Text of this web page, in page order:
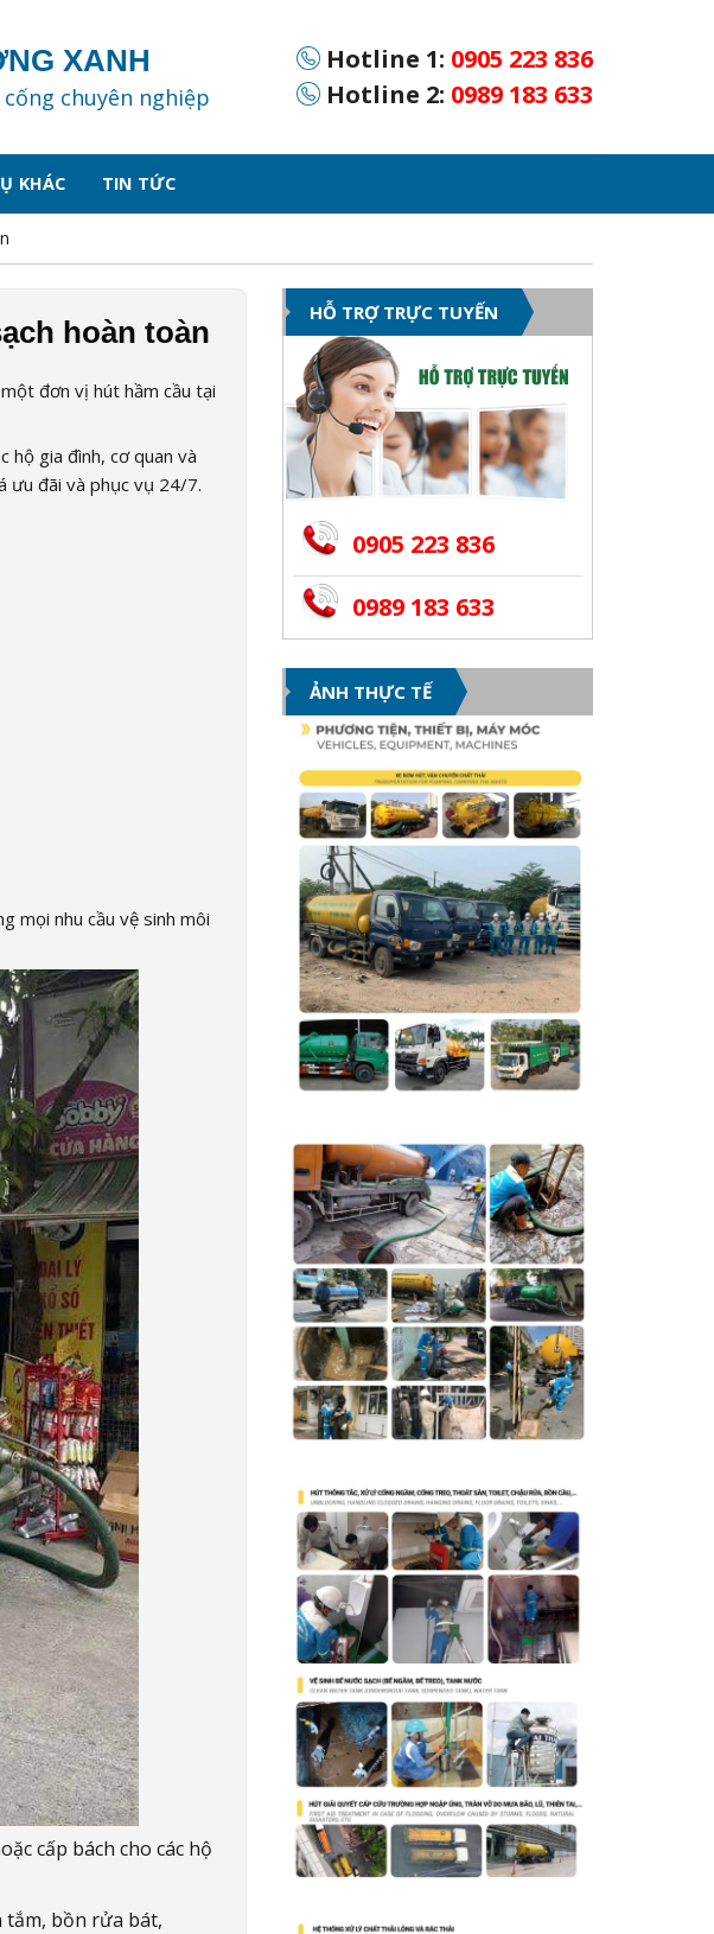
XANH
chuyên nghiệp
Hotline 1: 0905 223 836
Hotline 2: 0989 183 633
KHÁC TIN TỨC
hoàn toàn
đơn vị hút hầm cầu tại
hộ gia đình, cơ quan và
ưu đãi và phục vụ 24/7.
mọi nhu cầu vệ sinh môi
cấp bách cho các hộ
tắm, bồn rửa bát,
HỖ TRỢ TRỰC TUYẾN
0905 223 836
0989 183 633
ẢNH THỰC TẾ